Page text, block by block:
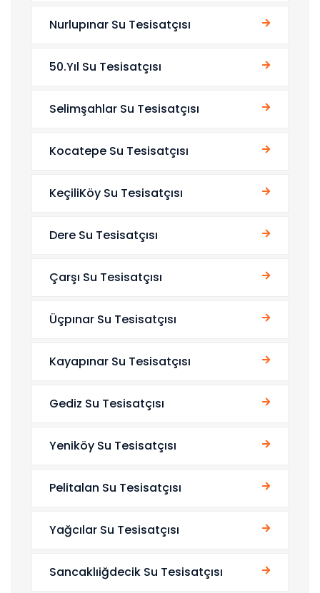
Nurlupınar Su Tesisatçısı
50.Yıl Su Tesisatçısı
Selimşahlar Su Tesisatçısı
Kocatepe Su Tesisatçısı
KeçiliKöy Su Tesisatçısı
Dere Su Tesisatçısı
Çarşı Su Tesisatçısı
Üçpınar Su Tesisatçısı
Kayapınar Su Tesisatçısı
Gediz Su Tesisatçısı
Yeniköy Su Tesisatçısı
Pelitalan Su Tesisatçısı
Yağcılar Su Tesisatçısı
Sancaklıiğdecik Su Tesisatçısı